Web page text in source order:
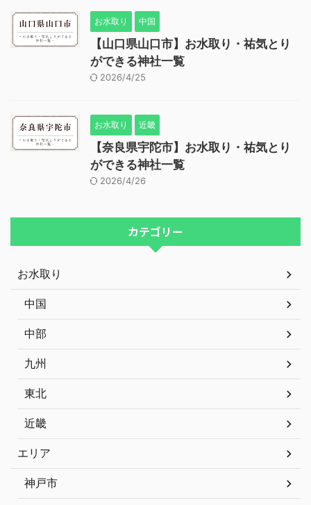
お水取り 中国
【山口県山口市】お水取り・祐気とり
ができる神社一覧
2026/4/25
お水取り 近畿
【奈良県宇陀市】お水取り・祐気とり
ができる神社一覧
2026/4/26
カテゴリー
お水取り
中国
中部
九州
東北
近畿
エリア
神戸市